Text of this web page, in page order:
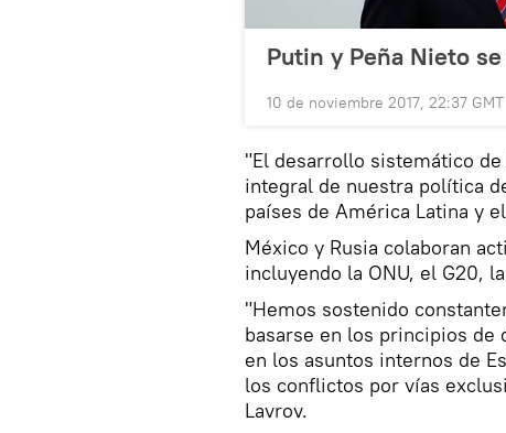
Putin y Peña Nieto
10 de noviembre 2017, 22:37 GMT
"El desarrollo sistemático
integral de nuestra política
países de América Latina y
México y Rusia colaboran
incluyendo la ONU, el G20,
"Hemos sostenido
basarse en los principios
en los asuntos internos de
los conflictos por vías
Lavrov.